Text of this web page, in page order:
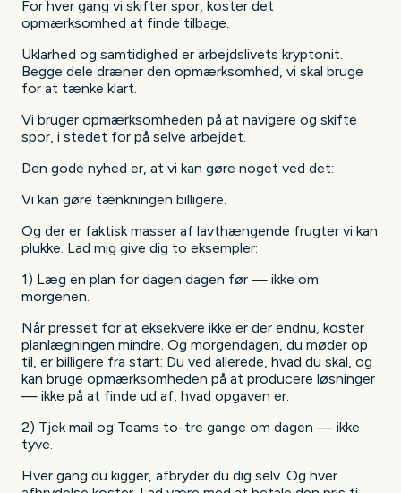
For hver gang vi skifter spor, koster det
opmærksomhed at finde tilbage.
Uklarhed og samtidighed er arbejdslivets kryptonit.
Begge dele dræner den opmærksomhed, vi skal bruge
for at tænke klart.
Vi bruger opmærksomheden på at navigere og skifte
spor, i stedet for på selve arbejdet.
Den gode nyhed er, at vi kan gøre noget ved det:
Vi kan gøre tænkningen billigere.
Og der er faktisk masser af lavthængende frugter vi kan
plukke. Lad mig give dig to eksempler:
1) Læg en plan for dagen dagen før — ikke om
morgenen.
Når presset for at eksekvere ikke er der endnu, koster
planlægningen mindre. Og morgendagen, du møder op
til, er billigere fra start: Du ved allerede, hvad du skal, og
kan bruge opmærksomheden på at producere løsninger
— ikke på at finde ud af, hvad opgaven er.
2) Tjek mail og Teams to-tre gange om dagen — ikke
tyve.
Hver gang du kigger, afbryder du dig selv. Og hver